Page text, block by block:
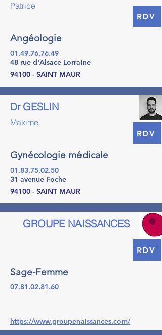
Patrice
RDV
Angéologie
01.49.76.76.49
48 rue d'Alsace Lorraine
94100 - SAINT MAUR
GESLIN
Dr
Maxime
RDV
Gynécologie médicale
01.83.75.02.50
31 avenue Foche
94100 - SAINT MAUR
GROUPE NAISSANCES
RDV
Sage-Femme
07.81.02.81.60
https://www.groupenaissances.com/